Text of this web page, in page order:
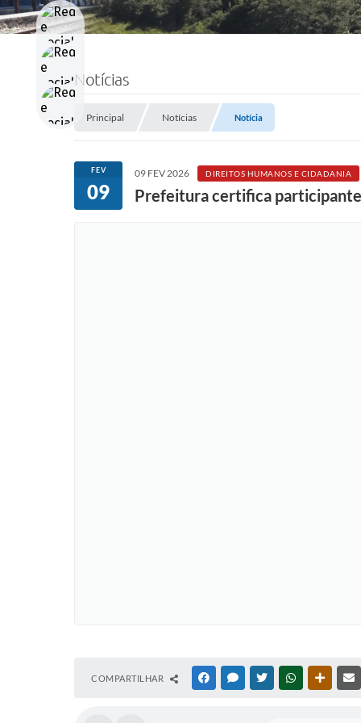
Notícias
Principal Notícias Notícia
FEV
09
09 FEV 2026 DIREITOS HUMANOS E CIDADANIA
Prefeitura certifica
COMPARTILHAR FACEBOOKMESSENGER
TWITTERWHATSAPP